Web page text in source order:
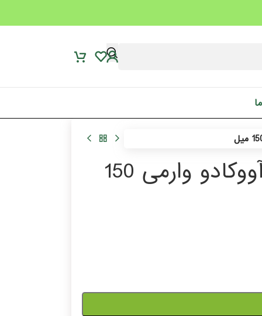
ماسک صورت خاک رسی جو و آووکادو وارمی 150